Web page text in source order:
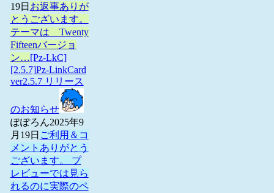
19日 お返事ありが
とうございます。
テーマは Twenty
Fifteenバージョ
ン…[Pz-LkC]
[2.5.7]Pz-LinkCard
ver2.5.7 リリース
のお知らせ
ぽぽろん2025年9
月19日 ご利用＆コ
メントありがとう
ございます。 プ
レビューでは見ら
れるのに実際のペ